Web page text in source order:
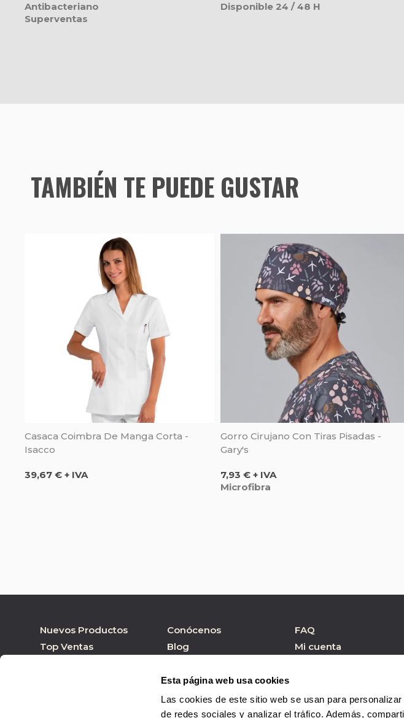
Esta página web usa cookies
Las cookies de este sitio web se usan para
de redes sociales y analizar el tráfico. Además,
Antibacteriano
Superventas
Disponible 24 / 48 H
TAMBIÉN TE PUEDE GUSTAR
Casaca Coimbra De Manga Corta -
Isacco
Precio
39,67 € + IVA
Gorro Cirujano Con Tiras Pisadas -
Gary's
Precio
7,93 € + IVA
Microfibra
Nuevos Productos
Top Ventas
Conócenos
Blog
Tienda física
FAQ
Mi cuenta